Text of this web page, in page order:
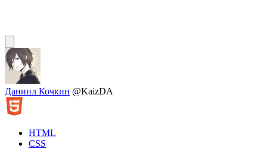
Даниил Кочкин @KaizDA
HTML
CSS